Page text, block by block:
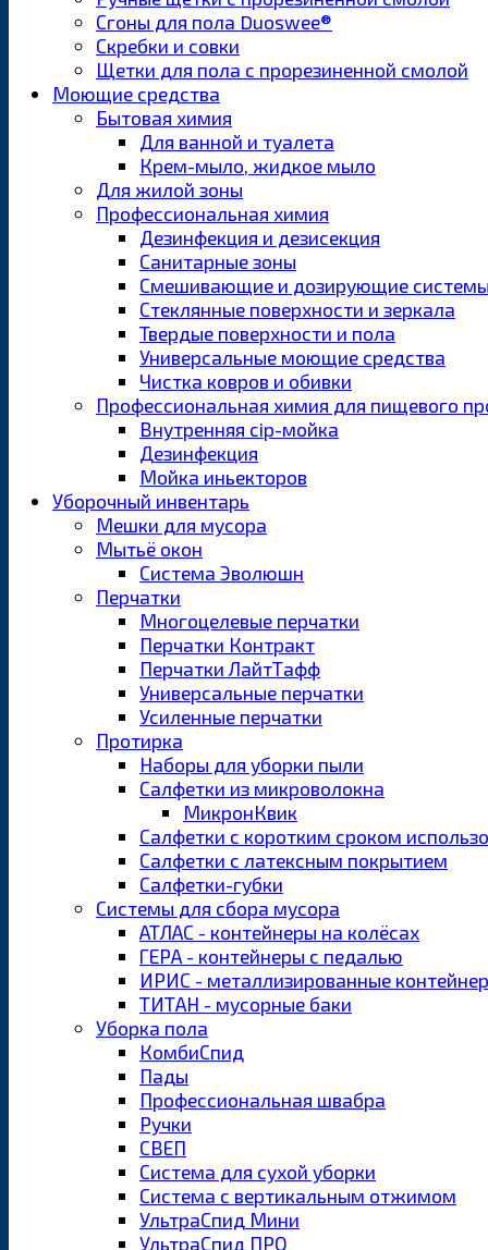
Сгоны для пола Duoswee®
Скребки и совки
Щетки для пола с прорезиненной смолой
Моющие средства
Бытовая химия
Для ванной и туалета
Крем-мыло, жидкое мыло
Для жилой зоны
Профессиональная химия
Дезинфекция и дезисекция
Санитарные зоны
Смешивающие и дозирующие системы
Стеклянные поверхности и зеркала
Твердые поверхности и пола
Универсальные моющие средства
Чистка ковров и обивки
Профессиональная химия для пищевого
Внутренняя cip-мойка
Дезинфекция
Мойка иньекторов
Уборочный инвентарь
Мешки для мусора
Мытьё окон
Система Эволюшн
Перчатки
Многоцелевые перчатки
Перчатки Контракт
Перчатки ЛайтТафф
Универсальные перчатки
Усиленные перчатки
Протирка
Наборы для уборки пыли
Салфетки из микроволокна
МикронКвик
Салфетки с коротким сроком
Салфетки с латексным покрытием
Салфетки-губки
Системы для сбора мусора
АТЛАС - контейнеры на колёсах
ГЕРА - контейнеры с педалью
ИРИС - металлизированные
ТИТАН - мусорные баки
Уборка пола
КомбиСпид
Пады
Профессиональная швабра
Ручки
СВЕП
Система для сухой уборки
Система с вертикальным отжимом
УльтраСпид Мини
УльтраСпид ПРО